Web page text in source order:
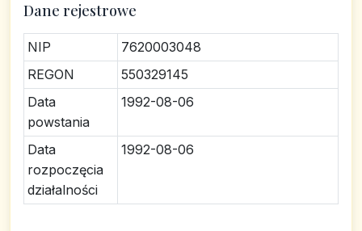
Dane rejestrowe
NIP
7620003048
REGON
550329145
Data
powstania
1992-08-06
Data
rozpoczęcia
działalności
1992-08-06